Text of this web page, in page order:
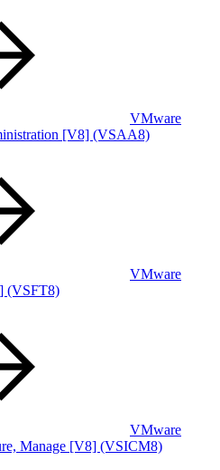
VMware
[V8] (VSAA8)
VMware
(VSFT8)
VMware
Manage [V8] (VSICM8)